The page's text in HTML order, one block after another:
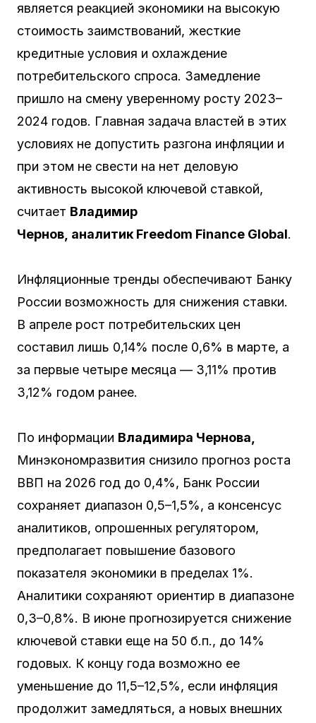
является реакцией экономики на высокую
стоимость заимствований, жесткие
кредитные условия и охлаждение
потребительского спроса. Замедление
пришло на смену уверенному росту 2023–
2024 годов. Главная задача властей в этих
условиях не допустить разгона инфляции и
при этом не свести на нет деловую
активность высокой ключевой ставкой,
считает Владимир
Чернов, аналитик Freedom Finance Global.
Инфляционные тренды обеспечивают Банку
России возможность для снижения ставки.
В апреле рост потребительских цен
составил лишь 0,14% после 0,6% в марте, а
за первые четыре месяца — 3,11% против
3,12% годом ранее.
По информации Владимира Чернова,
Минэкономразвития снизило прогноз роста
ВВП на 2026 год до 0,4%, Банк России
сохраняет диапазон 0,5–1,5%, а консенсус
аналитиков, опрошенных регулятором,
предполагает повышение базового
показателя экономики в пределах 1%.
Аналитики сохраняют ориентир в диапазоне
0,3–0,8%. В июне прогнозируется снижение
ключевой ставки еще на 50 б.п., до 14%
годовых. К концу года возможно ее
уменьшение до 11,5–12,5%, если инфляция
продолжит замедляться, а новых внешних